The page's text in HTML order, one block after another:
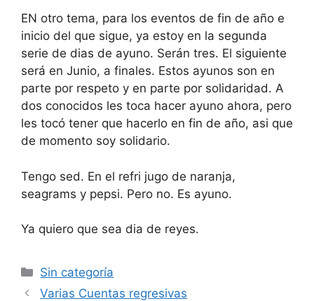
EN otro tema, para los eventos de fin de año e
inicio del que sigue, ya estoy en la segunda
serie de dias de ayuno. Serán tres. El siguiente
será en Junio, a finales. Estos ayunos son en
parte por respeto y en parte por solidaridad. A
dos conocidos les toca hacer ayuno ahora, pero
les tocó tener que hacerlo en fin de año, asi que
de momento soy solidario.
Tengo sed. En el refri jugo de naranja,
seagrams y pepsi. Pero no. Es ayuno.
Ya quiero que sea dia de reyes.
Categorías
Sin categoría
Varias Cuentas regresivas